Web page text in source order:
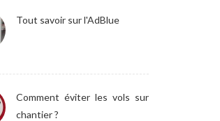
Tout savoir sur l'AdBlue
Comment éviter les vols sur
chantier ?